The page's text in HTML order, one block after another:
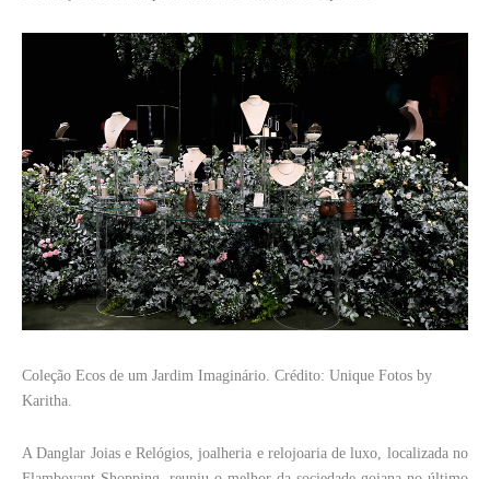
Coleção Ecos de um Jardim Imaginário. Crédito: Unique Fotos by
Karitha.
A Danglar Joias e Relógios, joalheria e relojoaria de luxo, localizada no